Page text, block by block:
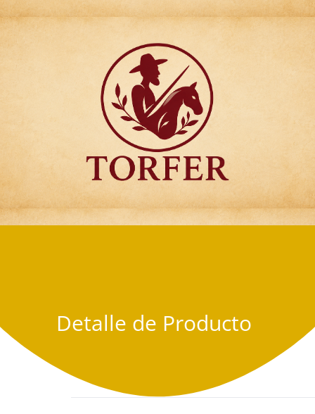
Articulos para
Regalo Torfer.
Detalle de Producto